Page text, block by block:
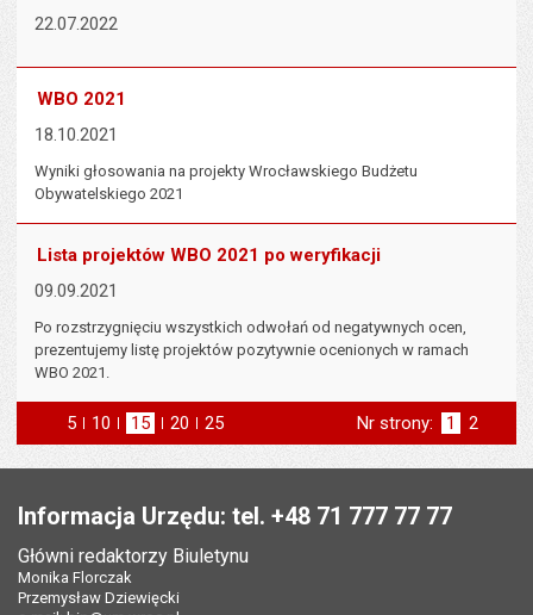
22.07.2022
WBO 2021
18.10.2021
Wyniki głosowania na projekty Wrocławskiego Budżetu
Obywatelskiego 2021
Lista projektów WBO 2021 po weryfikacji
09.09.2021
Po rozstrzygnięciu wszystkich odwołań od negatywnych ocen,
prezentujemy listę projektów pozytywnie ocenionych w ramach
WBO 2021.
5 elementów na stronie
10 elementów
na stronie
15 elementów
na stronie
20 elementów
na stronie
25
na stronie
Nr strony: Strona
1 Strona
2
Informacja Urzędu: tel. +48 71 777 77 77
Główni redaktorzy Biuletynu
Monika Florczak
Przemysław Dziewięcki